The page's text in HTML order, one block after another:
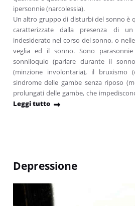
ipersonnie (narcolessia).
Un altro gruppo di disturbi del sonno è
caratterizzate dalla presenza di
indesiderato nel corso del sonno, o
veglia ed il sonno. Sono
sonniloquio (parlare durante il
(minzione involontaria), il bruxismo
sindrome delle gambe senza riposo
prolungati delle gambe, che
Leggi tutto
Depressione